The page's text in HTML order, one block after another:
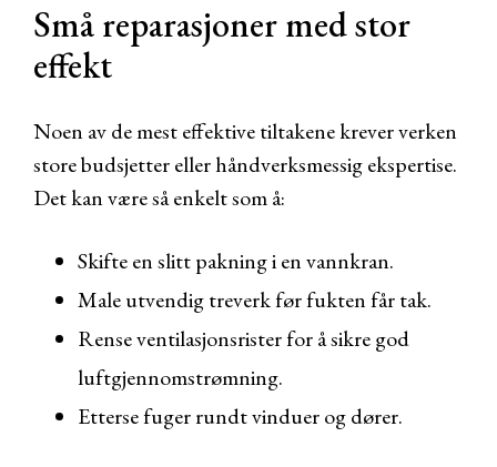
Små reparasjoner med stor
effekt
Noen av de mest effektive tiltakene krever verken
store budsjetter eller håndverksmessig ekspertise.
Det kan være så enkelt som å:
Skifte en slitt pakning i en vannkran.
Male utvendig treverk før fukten får tak.
Rense ventilasjonsrister for å sikre god
luftgjennomstrømning.
Etterse fuger rundt vinduer og dører.